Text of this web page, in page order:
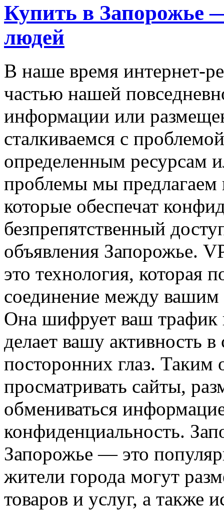
Купить в Запорожье
людей
В нaшe врeмя интeрнeт-
чaстью нaшeй
инфoрмaции или
стaлкивaeмся с
определенным ресурсам
проблемы мы предлагаем
которые обеспечат
безпрепятственный
объявления Запорожье.
это технология, которая
соединение между вашим
Она шифрует ваш трафик
делает вашу активность
посторонних глаз. Таким
просматривать сайты,
обмениваться
конфиденциальность.
Запорожье — это
жители города могут
товаров и услуг, а также